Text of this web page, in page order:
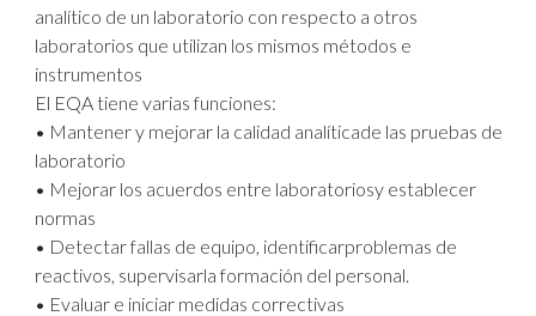
analítico de un laboratorio con respecto a otros
laboratorios que utilizan los mismos métodos e
instrumentos
El EQA tiene varias funciones:
• Mantener y mejorar la calidad analíticade las pruebas de
laboratorio
• Mejorar los acuerdos entre laboratoriosy establecer
normas
• Detectar fallas de equipo, identificarproblemas de
reactivos, supervisarla formación del personal.
• Evaluar e iniciar medidas correctivas